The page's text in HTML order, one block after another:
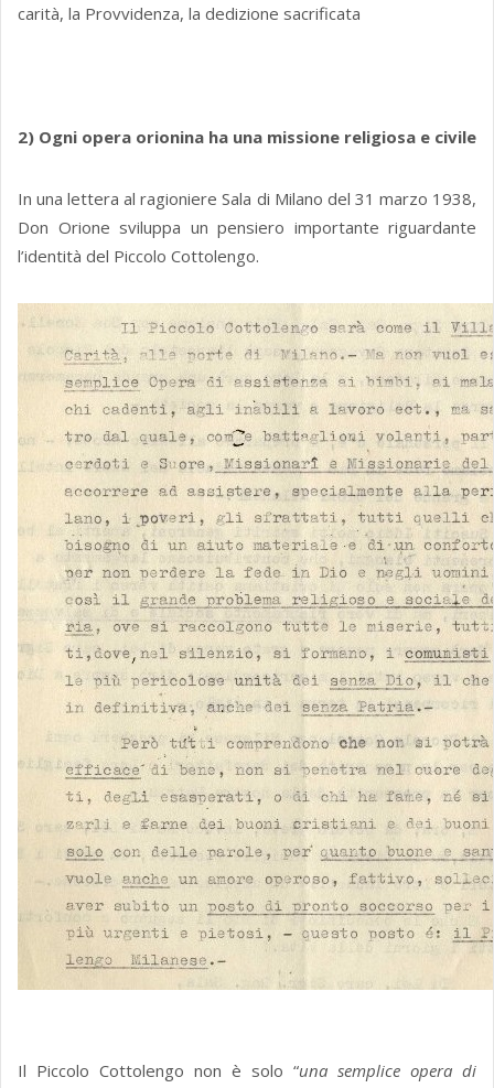
carità, la Provvidenza, la dedizione sacrificata
2) Ogni opera orionina ha una missione religiosa e civile
In una lettera al ragioniere Sala di Milano del 31 marzo 1938,
Don Orione sviluppa un pensiero importante riguardante
l’identità del Piccolo Cottolengo.
Il Piccolo Cottolengo non è solo “una semplice opera di